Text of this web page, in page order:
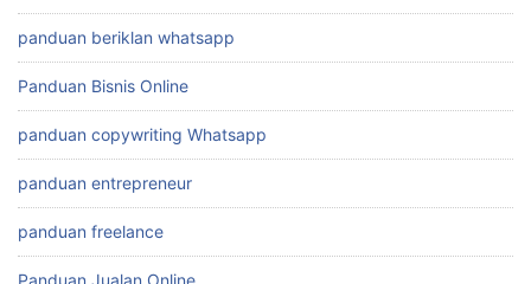
panduan beriklan whatsapp
Panduan Bisnis Online
panduan copywriting Whatsapp
panduan entrepreneur
panduan freelance
Panduan Jualan Online